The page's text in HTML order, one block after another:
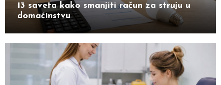
13 saveta kako smanjiti račun za struju u
domaćinstvu